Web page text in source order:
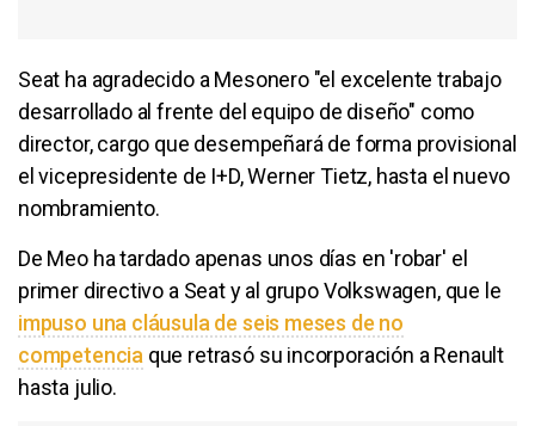
Seat ha agradecido a Mesonero "el excelente trabajo
desarrollado al frente del equipo de diseño" como
director, cargo que desempeñará de forma provisional
el vicepresidente de I+D, Werner Tietz, hasta el nuevo
nombramiento.
De Meo ha tardado apenas unos días en 'robar' el
primer directivo a Seat y al grupo Volkswagen, que le
impuso una cláusula de seis meses de no
competencia que retrasó su incorporación a Renault
hasta julio.